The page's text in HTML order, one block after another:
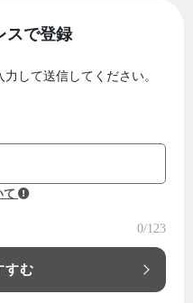
スで登録
して送信してください。
て
0/123
すむ